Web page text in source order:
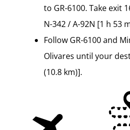
to GR-6100. Take exit
N-342 / A-92N [1 h 53
Follow GR-6100 and
Olivares until your
(10.8 km)].